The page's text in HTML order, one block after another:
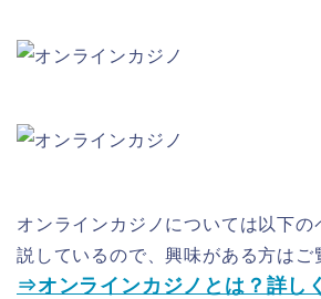
オンラインカジノについては以下の
説しているので、興味がある方はご
⇒オンラインカジノとは？詳し